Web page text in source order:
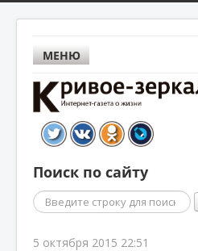
МЕНЮ
Поиск по сайту
Поиск
5 октября 2015 22:51